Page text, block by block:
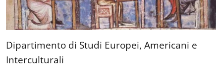
Dipartimento di Studi Europei, Americani e
Interculturali